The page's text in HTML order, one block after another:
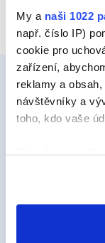
My a naši 1022
např. číslo IP)
cookie pro
zařízení,
reklamy a
návštěvníky a
toho, kdo vaše
poloze,
skenování
Ceys